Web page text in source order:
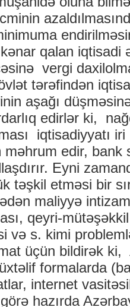
qalan iqtisadi
vergi
tərəfindən
aşağı
edirlər ki,
iqtisadiyyatı
məhrum edir, bank
Eyni
təşkil etməsi bir
maliyyə
qeyri-
və s. kimi
üçün bildirək
formalarda
internet
hazırda